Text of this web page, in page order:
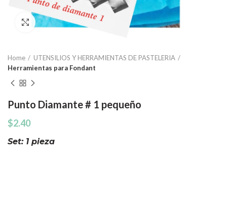
Click to enlarge
Home
UTENSILIOS Y HERRAMIENTAS DE PASTELERIA
Herramientas para Fondant
Punto Diamante # 1 pequeño
$2.40
Set: 1 pieza